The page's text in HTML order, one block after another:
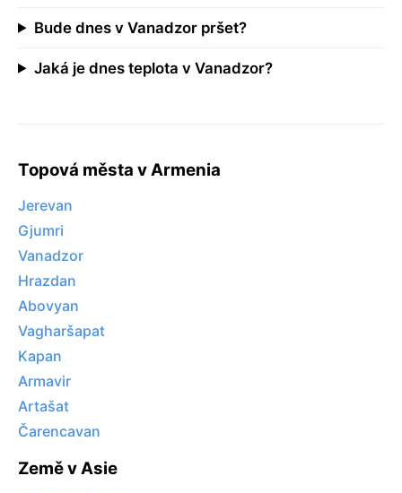
Bude dnes v Vanadzor pršet?
Jaká je dnes teplota v Vanadzor?
Topová města v Armenia
Jerevan
Gjumri
Vanadzor
Hrazdan
Abovyan
Vagharšapat
Kapan
Armavir
Artašat
Čarencavan
Země v Asie